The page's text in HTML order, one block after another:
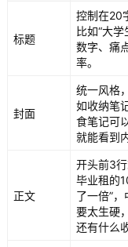
标题
控制在20
比如“大
数字、痛
率。
封面
统一风格
如收纳笔
食笔记可
就能看到
正文
开头前3
毕业租的
了一倍”
要太生硬
还有什么